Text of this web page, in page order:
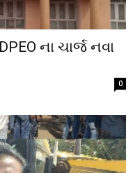
ના ચાર્જ નવા
0